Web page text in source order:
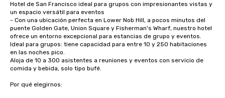
Hotel de San Francisco ideal para grupos con impresionantes vistas y
un espacio versátil para eventos
- Con una ubicación perfecta en Lower Nob Hill, a pocos minutos del
puente Golden Gate, Union Square y Fisherman's Wharf, nuestro hotel
ofrece un entorno excepcional para estancias de grupo y eventos.
Ideal para grupos: tiene capacidad para entre 10 y 250 habitaciones
en las noches pico.
Aloja de 10 a 300 asistentes a reuniones y eventos con servicio de
comida y bebida, solo tipo bufé.
Por qué elegirnos: